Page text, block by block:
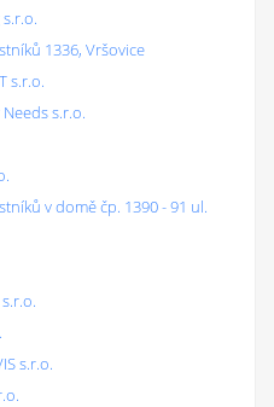
1336, Vršovice
s.r.o.
s.r.o.
v domě čp. 1390 - 91 ul.
s.r.o.